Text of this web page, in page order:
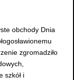
obchody Dnia
zgromadziło
szkół i